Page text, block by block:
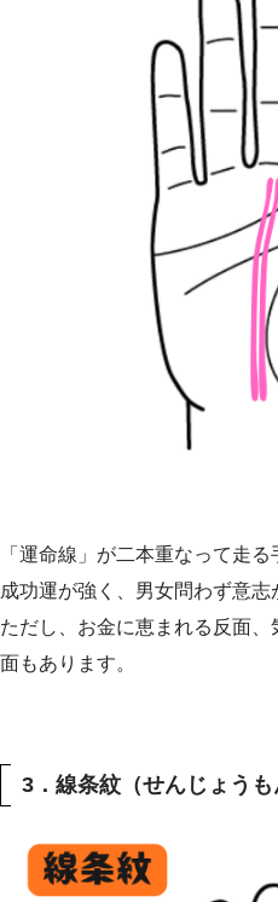
「運命線」が二本重なって走る
成功運が強く、男女問わず意志
ただし、お金に恵まれる反面
面もあります。
3．線条紋（せんじょうも